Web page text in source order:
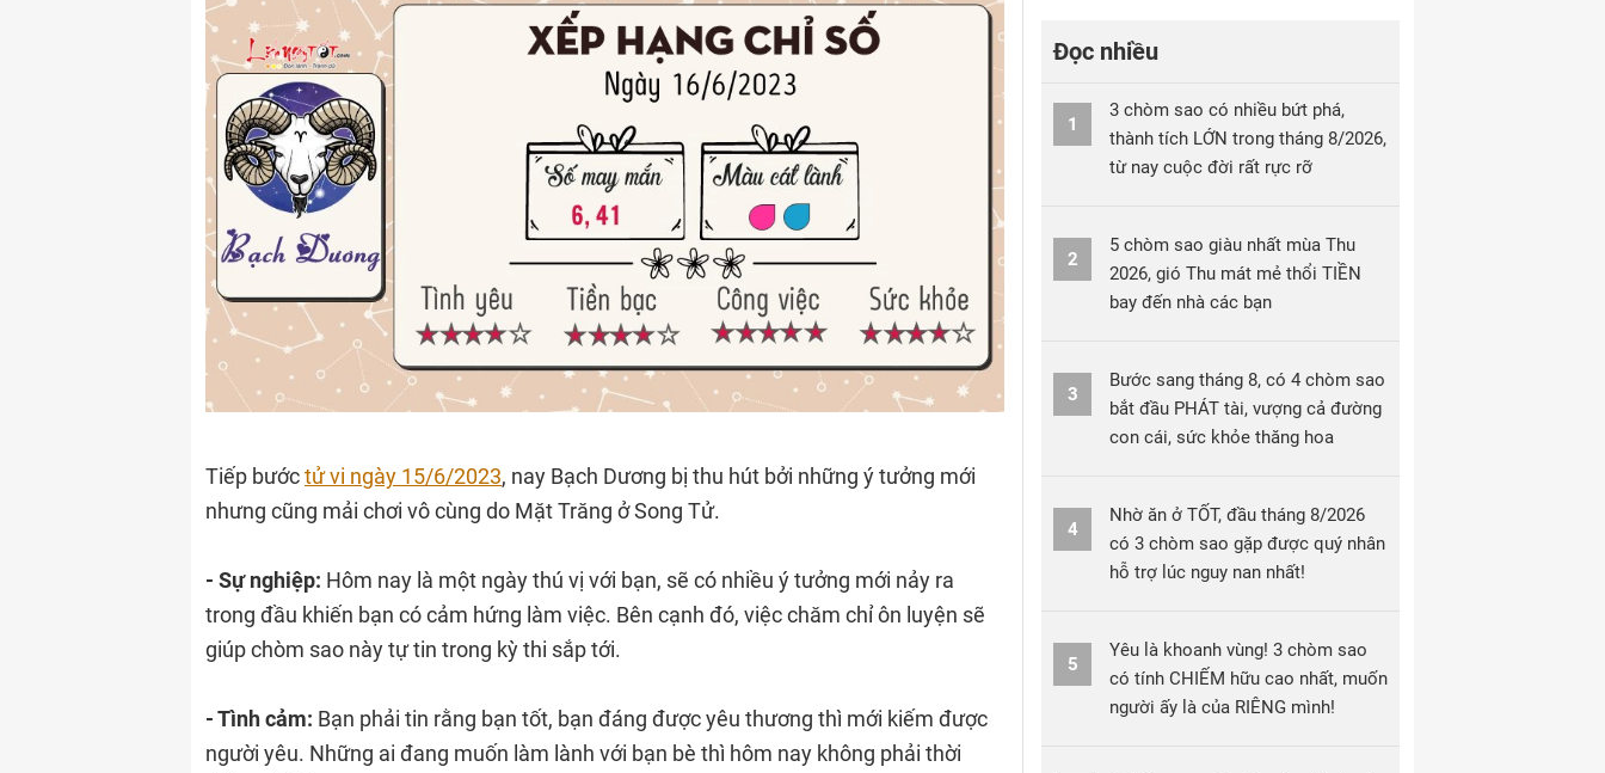
Tiếp bướctử vi ngày 15/6/2023, nay Bạch Dương bị thu hút bởi những ý tưởng mới
nhưng cũng mải chơi vô cùng do Mặt Trăng ở Song Tử.
- Sự nghiệp: Hôm nay là một ngày thú vị với bạn, sẽ có nhiều ý tưởng mới nảy ra
trong đầu khiến bạn có cảm hứng làm việc. Bên cạnh đó, việc chăm chỉ ôn luyện sẽ
giúp chòm sao này tự tin trong kỳ thi sắp tới.
- Tình cảm: Bạn phải tin rằng bạn tốt, bạn đáng được yêu thương thì mới kiếm được
người yêu. Những ai đang muốn làm lành với bạn bè thì hôm nay không phải thời
Đọc nhiều
1
3 chòm sao có nhiều bứt phá,
thành tích LỚN trong tháng 8/2026,
từ nay cuộc đời rất rực rỡ
2
5 chòm sao giàu nhất mùa Thu
2026, gió Thu mát mẻ thổi TIỀN
bay đến nhà các bạn
3
Bước sang tháng 8, có 4 chòm sao
bắt đầu PHÁT tài, vượng cả đường
con cái, sức khỏe thăng hoa
4
Nhờ ăn ở TỐT, đầu tháng 8/2026
có 3 chòm sao gặp được quý nhân
hỗ trợ lúc nguy nan nhất!
5
Yêu là khoanh vùng! 3 chòm sao
có tính CHIẾM hữu cao nhất, muốn
người ấy là của RIÊNG mình!